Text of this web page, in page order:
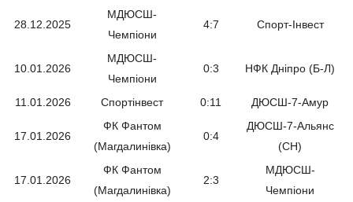
28.12.2025
МДЮСШ-
Чемпіони
4:7 Спорт-Інвест
10.01.2026
МДЮСШ-
Чемпіони
0:3 НФК Дніпро (Б-Л)
11.01.2026 Спортінвест 0:11 ДЮСШ-7-Амур
17.01.2026
ФК Фантом
(Магдалинівка)
0:4
ДЮСШ-7-Альянс
(СН)
17.01.2026
ФК Фантом
(Магдалинівка)
2:3
МДЮСШ-
Чемпіони